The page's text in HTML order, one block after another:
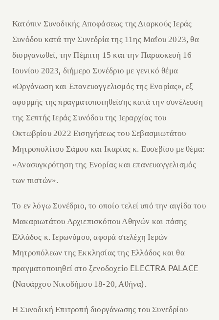
Κατόπιν Συνοδικής Αποφάσεως τηςΔιαρκούς Ιεράς
Συνόδου κατά την Συνεδρίατης 11ης Μαΐου 2023,θα
διοργανωθεί, την Πέμπτη 15 και την Παρασκευή 16
Ιουνίου 2023, διήμεροΣυνέδριο με γενικό θέμα
«Οργάνωση και Επανευαγγελισμός της Ενορίας»,εξ
αφορμής της πραγματοποιηθείσης κατά την συνέλευση
της ΣεπτήςΙεράς Συνόδου της Ιεραρχίας του
Οκτωβρίου 2022 Εισηγήσεως του Σεβασμιωτάτου
Μητροπολίτου Σάμου και Ικαρίας κ. Ευσεβίου με θέμα:
«Ανασυγκρότηση της Ενορίας και επανευαγγελισμός
των πιστών».
Το εν λόγω Συνέδριο,το οποίο τελεί υπό την αιγίδα του
Μακαριωτάτου Αρχιεπισκόπου Αθηνών και πάσης
Ελλάδος κ.Ιερωνύμου,αφορά στελέχηΙερών
Μητροπόλεων της Εκκλησίας της Ελλάδος και θα
πραγματοποιηθεί στο ξενοδοχείο ELECTRA PALACE
(Ναυάρχου Νικοδήμου 18-20, Αθήνα).
Η Συνοδική Επιτροπή διοργάνωσης του Συνεδρίου